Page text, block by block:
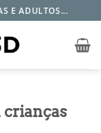
E ADULTOS...
crianças